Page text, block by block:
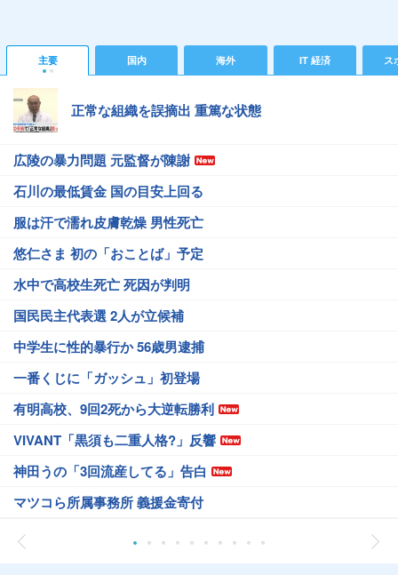
主要 国内 海外 IT 経済 ス
正常な組織を誤摘出 重篤な状態
広陵の暴力問題 元監督が陳謝
石川の最低賃金 国の目安上回る
服は汗で濡れ皮膚乾燥 男性死亡
悠仁さま 初の「おことば」予定
水中で高校生死亡 死因が判明
国民民主代表選 2人が立候補
中学生に性的暴行か 56歳男逮捕
一番くじに「ガッシュ」初登場
有明高校、9回2死から大逆転勝利
VIVANT「黒須も二重人格?」反響
神田うの「3回流産してる」告白
マツコら所属事務所 義援金寄付